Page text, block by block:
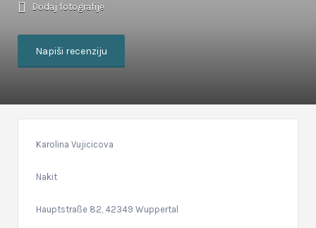
Dodaj fotografije
Napiši recenziju
Karolina Vujicicova
Nakit
Hauptstraße 82, 42349 Wuppertal